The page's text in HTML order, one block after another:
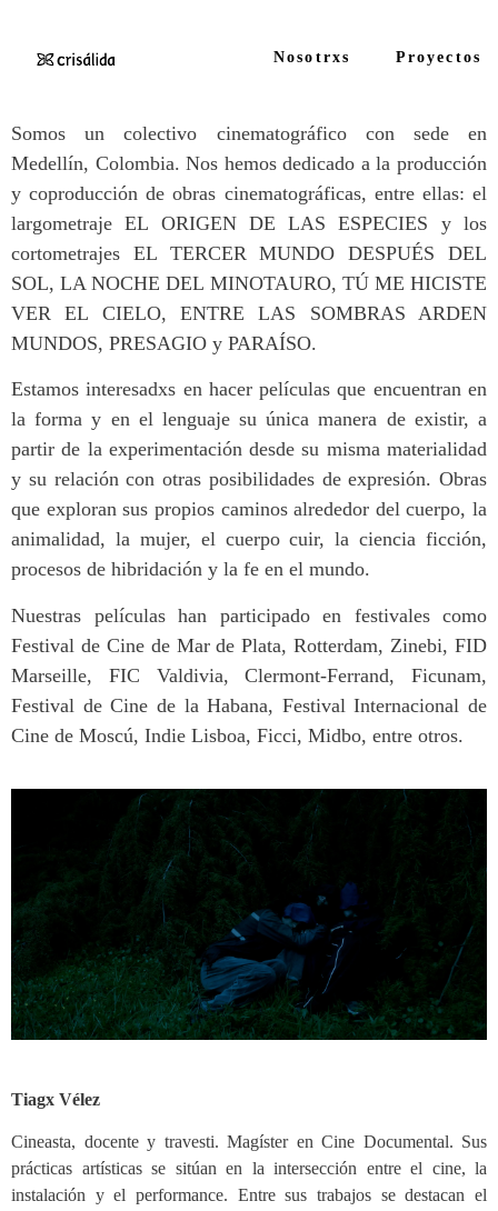
Nosotrxs Proyectos
Somos un colectivo cinematográfico con sede en
Medellín, Colombia. Nos hemos dedicado a la producción
y coproducción de obras cinematográficas, entre ellas: el
largometraje EL ORIGEN DE LAS ESPECIES y los
cortometrajes EL TERCER MUNDO DESPUÉS DEL
SOL, LA NOCHE DEL MINOTAURO, TÚ ME HICISTE
VER EL CIELO, ENTRE LAS SOMBRAS ARDEN
MUNDOS, PRESAGIO y PARAÍSO.
Estamos interesadxs en hacer películas que encuentran en
la forma y en el lenguaje su única manera de existir, a
partir de la experimentación desde su misma materialidad
y su relación con otras posibilidades de expresión. Obras
que exploran sus propios caminos alrededor del cuerpo, la
animalidad, la mujer, el cuerpo cuir, la ciencia ficción,
procesos de hibridación y la fe en el mundo.
Nuestras películas han participado en festivales como
Festival de Cine de Mar de Plata, Rotterdam, Zinebi, FID
Marseille, FIC Valdivia, Clermont-Ferrand, Ficunam,
Festival de Cine de la Habana, Festival Internacional de
Cine de Moscú, Indie Lisboa, Ficci, Midbo, entre otros.
Tiagx Vélez
Cineasta, docente y travesti. Magíster en Cine Documental. Sus
prácticas artísticas se sitúan en la intersección entre el cine, la
instalación y el performance. Entre sus trabajos se destacan el